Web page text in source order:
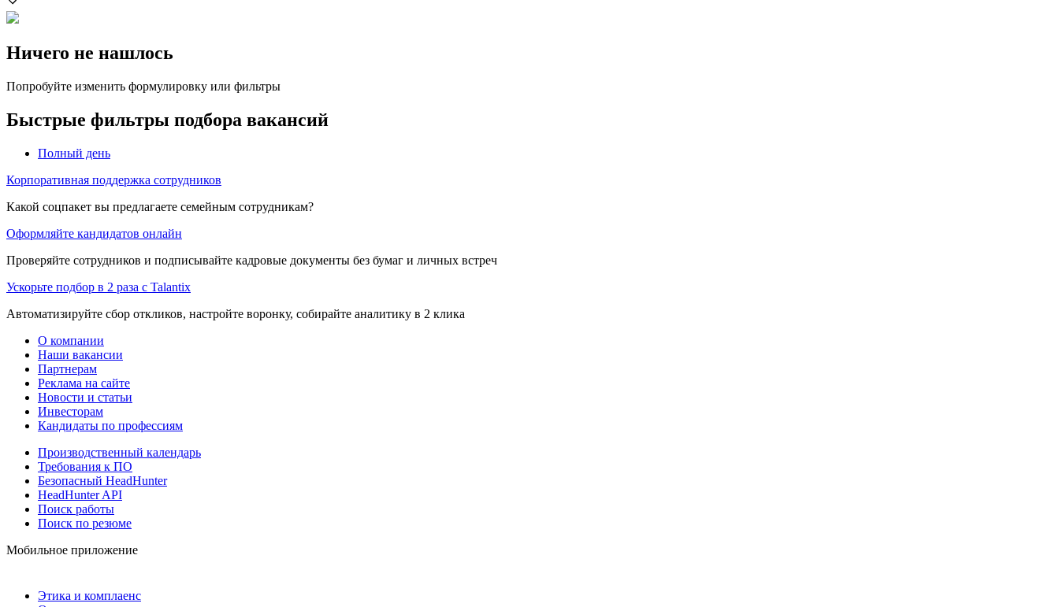
Ничего не нашлось
Попробуйте изменить формулировку или фильтры
Быстрые фильтры подбора вакансий
Полный день
Корпоративная поддержка сотрудников
Какой соцпакет вы предлагаете семейным сотрудникам?
Оформляйте кандидатов онлайн
Проверяйте сотрудников и подписывайте кадровые документы без бумаг и личных встреч
Ускорьте подбор в 2 раза с Talantix
Автоматизируйте сбор откликов, настройте воронку, собирайте аналитику в 2 клика
О компании
Наши вакансии
Партнерам
Реклама на сайте
Новости и статьи
Инвесторам
Кандидаты по профессиям
Производственный календарь
Требования к ПО
Безопасный HeadHunter
HeadHunter API
Поиск работы
Поиск по резюме
Мобильное приложение
Этика и комплаенс